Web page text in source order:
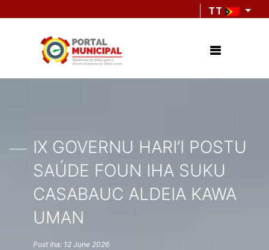
TT
IX GOVERNU HARI’I POSTU
SAÚDE FOUN IHA SUKU
CASABAUC ALDEIA KAWA
UMAN
Post iha: 12 June 2026